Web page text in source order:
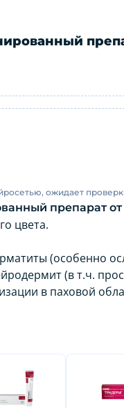
ожидает
препарат от
цвета.
(особенно
(в т.ч.
в паховой